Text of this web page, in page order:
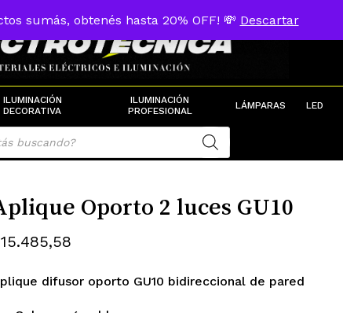
sumás, obtenés hasta 20% OFF! 💸 Descartar
ILUMINACIÓN
DECORATIVA
ILUMINACIÓN
PROFESIONAL
LÁMPARAS LED
Cart
Oporto 2 luces GU10
15.485,58
difusor oporto GU10 bidireccional de pared